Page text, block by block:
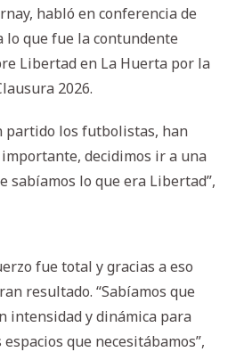
habló en conferencia de
lo que fue la contundente
Libertad en La Huerta por la
2026.
partido los futbolistas, han
decidimos ir a una
sabíamos lo que era Libertad”,
fue total y gracias a eso
resultado. “Sabíamos que
intensidad y dinámica para
que necesitábamos”,